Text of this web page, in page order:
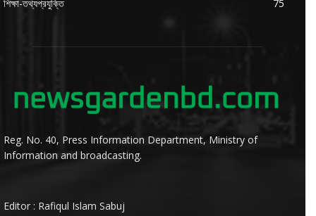
শিক্ষা-তথ্যপ্রযুক্তি
75
Reg. No. 40, Press Information Department, Ministry of
Information and broadcasting.
Editor : Rafiqul Islam Sabuj